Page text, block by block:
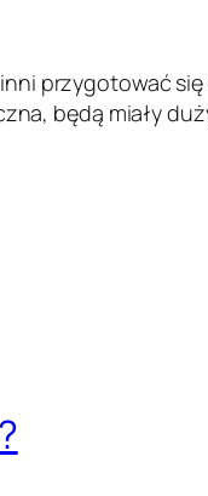
przygotować
będą miały